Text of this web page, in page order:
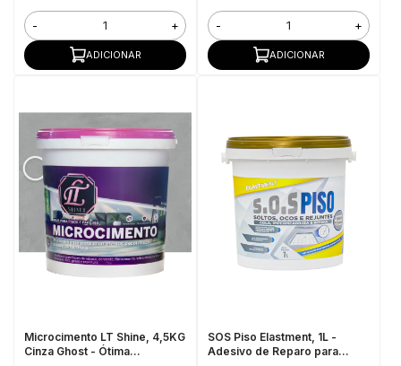
- +
ADICIONAR
- +
ADICIONAR
Microcimento LT Shine, 4,5KG
Cinza Ghost - Ótima
SOS Piso Elastment, 1L -
Adesivo de Reparo para